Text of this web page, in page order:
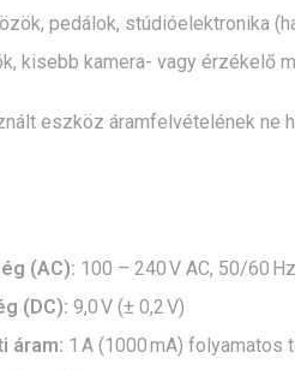
pedálok, stúdióelektronika
kisebb kamera- vagy érzékelő
eszköz áramfelvételének ne
(AC): 100 – 240 V AC, 50/60 Hz
(DC): 9,0 V (± 0,2 V)
áram: 1 A (1000 mA) folyamatos